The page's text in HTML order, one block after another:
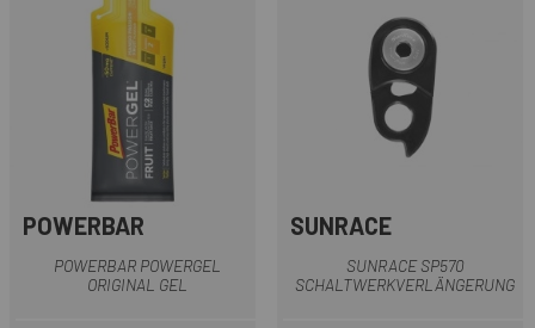
POWERBAR
POWERBAR POWERGEL
ORIGINAL GEL
SUNRACE
SUNRACE SP570
SCHALTWERKVERLÄNGERUNG